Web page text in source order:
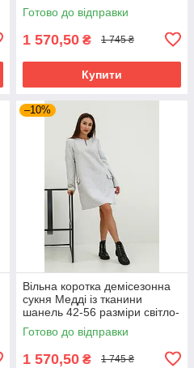
Готово до відправки
1 570,50 ₴ 1 745 ₴
Купити
–10%
Вільна коротка демісезонна
сукня Медді із тканини
шанель 42-56 разміри світло-
сіра
Готово до відправки
1 570,50 ₴ 1 745 ₴